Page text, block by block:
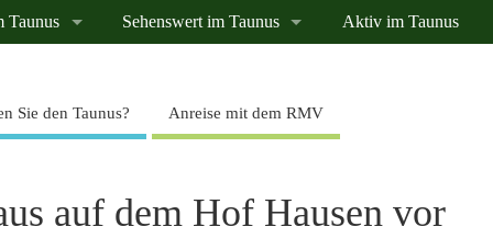
Taunus Sehenswert im Taunus Aktiv im Taunus
Sie den Taunus? Anreise mit dem RMV
auf dem Hof Hausen vor